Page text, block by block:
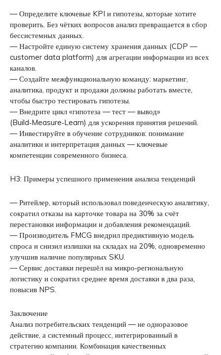
— Определите ключевые KPI и гипотезы, которые хотите
проверить. Без чётких вопросов анализ превращается в сбор
бессистемных данных.
— Настройте единую систему хранения данных (CDP —
customer data platform) для агрегации информации из всех
каналов.
— Создайте межфункциональную команду: маркетинг,
аналитика, продукт и продажи должны работать вместе,
чтобы быстро тестировать гипотезы.
— Внедрите цикл «гипотеза — тест — вывод»
(Build‑Measure‑Learn) для ускорения принятия решений.
— Инвестируйте в обучение сотрудников: понимание
аналитики и интерпретация данных — ключевые
компетенции современного бизнеса.
H3: Примеры успешного применения анализа тенденций
— Ритейлер, который использовал поведенческую аналитику,
сократил отказы на карточке товара на 30% за счёт
перестановки информации и добавления рекомендаций.
— Производитель FMCG внедрил предиктивную модель
спроса и снизил излишки на складах на 20%, одновременно
улучшив наличие популярных SKU.
— Сервис доставки перешёл на микро‑региональную
логистику и сократил среднее время доставки в два раза,
повысив NPS.
Заключение
Анализ потребительских тенденций — не одноразовое
действие, а системный процесс, интегрированный в
стратегию компании. Комбинация качественных